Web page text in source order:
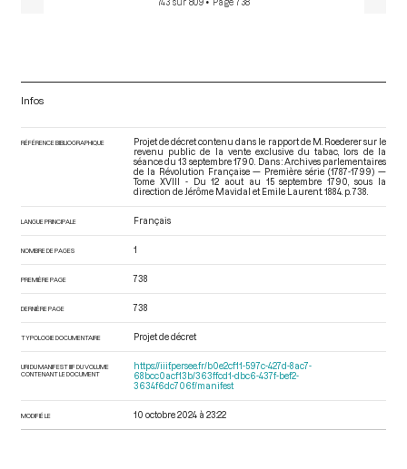
Infos
RÉFÉRENCE BIBLIOGRAPHIQUE
Projet de décret contenu dans le rapport de M. Roederer sur le
revenu public de la vente exclusive du tabac, lors de la
séance du 13 septembre 1790. Dans : Archives parlementaires
de la Révolution Française — Première série (1787-1799) —
Tome XVIII - Du 12 aout au 15 septembre 1790
, sous la
direction de Jérôme Mavidal et Emile Laurent. 1884. p. 738.
LANGUE PRINCIPALE Français
NOMBRE DE PAGES 1
PREMIÈRE PAGE 738
DERNIÈRE PAGE 738
TYPOLOGIE DOCUMENTAIRE Projet de décret
URI DU MANIFEST IIIF DU VOLUME
CONTENANT LE DOCUMENT
https://iiif.persee.fr/b0e2cf11-597c-427d-8ac7-
68bcc0acf13b/363ffcd1-dbc6-437f-bef2-
3634f6dc706f/manifest
MODIFIÉ LE 10 octobre 2024 à 23:22